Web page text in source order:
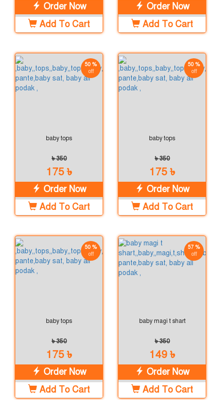
Order Now
Add To Cart
Order Now
Add To Cart
50 %
off
baby tops
৳ 350
175 ৳
Order Now
Add To Cart
50 %
off
baby tops
৳ 350
175 ৳
Order Now
Add To Cart
50 %
off
baby tops
৳ 350
175 ৳
Order Now
Add To Cart
57 %
off
baby magi t shart
৳ 350
149 ৳
Order Now
Add To Cart